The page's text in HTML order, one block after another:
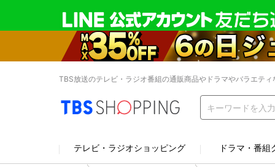
TBS放送のテレビ・ラジオ番組の通販商品やドラマやバラエテ
テレビ・ラジオショッピング ドラマ・番組